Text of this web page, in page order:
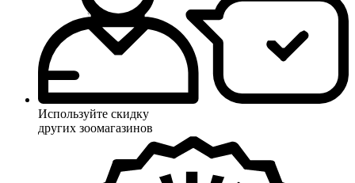
Используйте скидку
других зоомагазинов